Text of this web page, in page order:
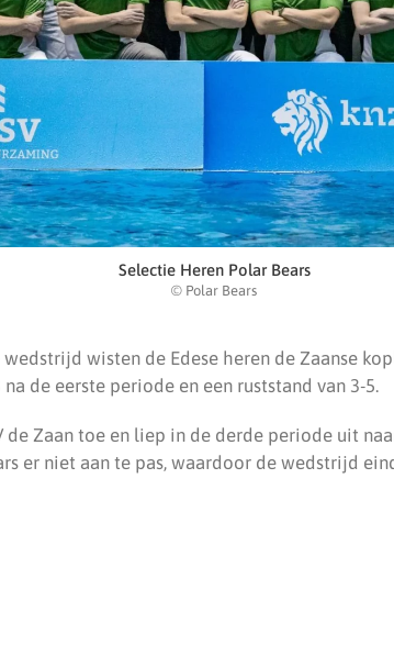
Selectie Heren Polar Bears
© Polar Bears
wisten de Edese heren de Zaanse
de eerste periode en een ruststand van 3-5.
de Zaan toe en liep in de derde periode uit
er niet aan te pas, waardoor de wedstrijd